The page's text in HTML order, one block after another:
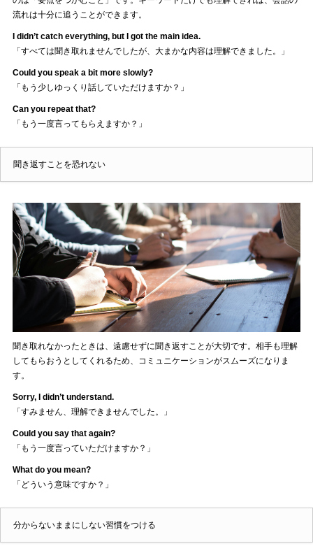
流れは十分に追うことができます。
I didn’t catch everything, but I got the main idea.
「すべては聞き取れませんでしたが、大まかな内容は理解できました。」
Could you speak a bit more slowly?
「もう少しゆっくり話していただけますか？」
Can you repeat that?
「もう一度言ってもらえますか？」
聞き返すことを恐れない
聞き取れなかったときは、遠慮せずに聞き返すことが大切です。相手も理解
してもらおうとしてくれるため、コミュニケーションがスムーズになりま
す。
Sorry, I didn’t understand.
「すみません、理解できませんでした。」
Could you say that again?
「もう一度言っていただけますか？」
What do you mean?
「どういう意味ですか？」
分からないままにしない習慣をつける